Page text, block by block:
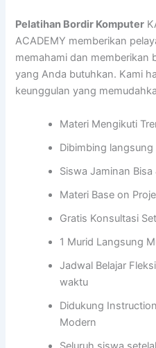
Pelatihan Bordir Komputer
ACADEMY memberikan
memahami dan memberikan
yang Anda butuhkan. Kami
keunggulan yang
Materi Mengikuti
Dibimbing langsung
Siswa Jaminan
Materi Base on
Gratis Konsultasi
1 Murid Langsung
Jadwal Belajar
waktu
Didukung
Modern